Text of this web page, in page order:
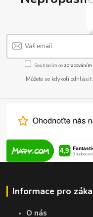
Souhlasím se
Můžete se kdykoli
Informace pro
O nás